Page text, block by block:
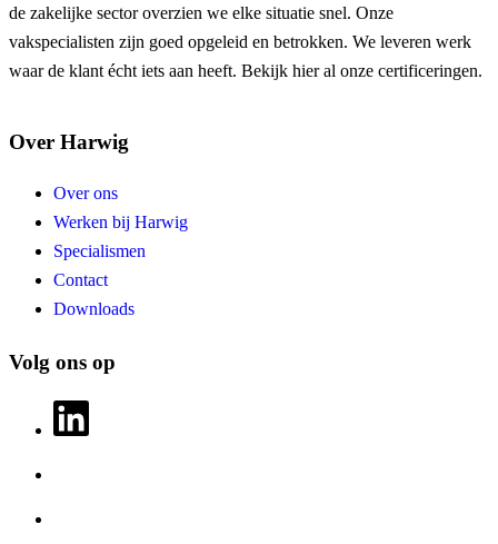
de zakelijke sector overzien we elke situatie snel. Onze
vakspecialisten zijn goed opgeleid en betrokken. We leveren werk
waar de klant écht iets aan heeft. Bekijk hier al onze certificeringen.
Over Harwig
Over ons
Werken bij Harwig
Specialismen
Contact
Downloads
Volg ons op